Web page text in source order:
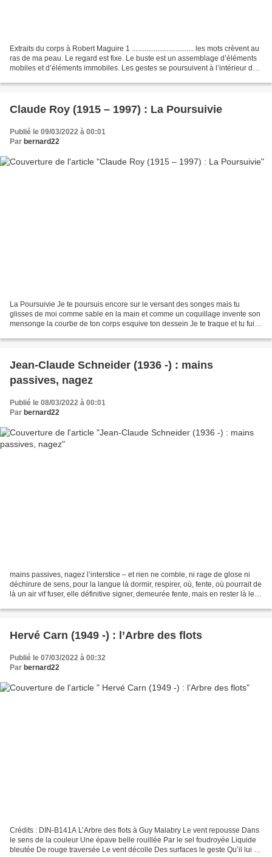
Extraits du corps à Robert Maguire 1 .................................. les mots crèvent au
ras de ma peau. Le regard est fixe. Le buste est un assemblage d’éléments
mobiles et d’éléments immobiles. Les gestes se poursuivent à l’intérieur de
Claude Roy (1915 – 1997) : La Poursuivie
Publié le 09/03/2022 à 00:01
Par bernard22
La Poursuivie Je te poursuis encore sur le versant des songes mais tu
glisses de moi comme sable en la main et comme un coquillage invente son
mensonge la courbe de ton corps esquive ton dessein Je te traque et tu fuis
Jean-Claude Schneider (1936 -) : mains
passives, nagez
Publié le 08/03/2022 à 00:01
Par bernard22
mains passives, nagez l’interstice – et rien ne comble, ni rage de glose ni
déchirure de sens, pour la langue là dormir, respirer, où, fente, où pourrait de
là un air vif fuser, elle définitive signer, demeurée fente, mais en rester là les
Hervé Carn (1949 -) : l’Arbre des flots
Publié le 07/03/2022 à 00:32
Par bernard22
Crédits : DIN-B141A L’Arbre des flots à Guy Malabry Le vent repousse Dans
le sens de la couleur Une épave belle rouillée Par le sel foudroyée Liquide
bleutée De rouge traversée Le vent décolle Des surfaces le geste Qu’il lui a